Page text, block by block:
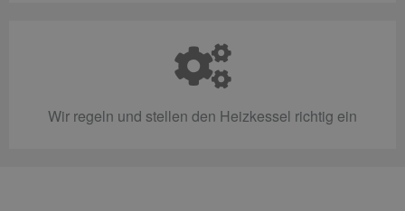
Wir regeln und stellen den Heizkessel richtig ein